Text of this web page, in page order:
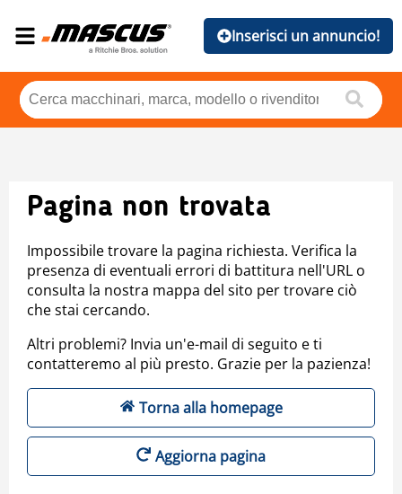
Inserisci un annuncio!
Pagina non trovata
Impossibile trovare la pagina richiesta. Verifica la
presenza di eventuali errori di battitura nell'URL o
consulta la nostra mappa del sito per trovare ciò
che stai cercando.
Altri problemi? Invia un'e-mail di seguito e ti
contatteremo al più presto. Grazie per la pazienza!
Torna alla homepage
Aggiorna pagina